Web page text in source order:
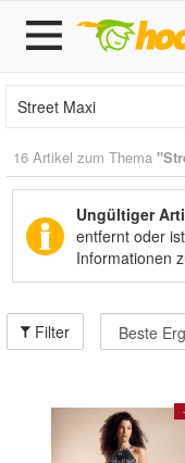
16 Artikel zum Thema
Ungültiger
entfernt oder
Informationen
Filter